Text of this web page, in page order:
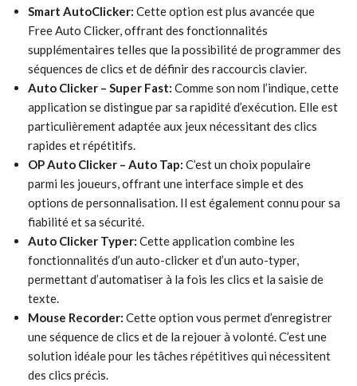
Smart AutoClicker: Cette option est plus avancée que
Free Auto Clicker, offrant des fonctionnalités
supplémentaires telles que la possibilité de programmer des
séquences de clics et de définir des raccourcis clavier.
Auto Clicker – Super Fast: Comme son nom l’indique, cette
application se distingue par sa rapidité d’exécution. Elle est
particulièrement adaptée aux jeux nécessitant des clics
rapides et répétitifs.
OP Auto Clicker – Auto Tap: C’est un choix populaire
parmi les joueurs, offrant une interface simple et des
options de personnalisation. Il est également connu pour sa
fiabilité et sa sécurité.
Auto Clicker Typer: Cette application combine les
fonctionnalités d’un auto-clicker et d’un auto-typer,
permettant d’automatiser à la fois les clics et la saisie de
texte.
Mouse Recorder: Cette option vous permet d’enregistrer
une séquence de clics et de la rejouer à volonté. C’est une
solution idéale pour les tâches répétitives qui nécessitent
des clics précis.